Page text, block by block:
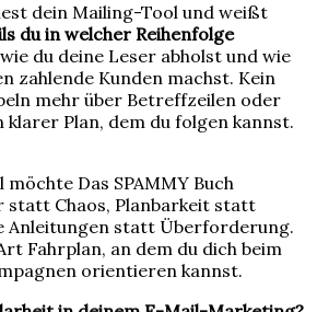
dein Mailing-Tool und weißt
du in welcher Reihenfolge
du deine Leser abholst und wie
zahlende Kunden machst. Kein
mehr über Betreffzeilen oder
klarer Plan, dem du folgen kannst.
möchte Das SPAMMY Buch
Chaos, Planbarkeit statt
Anleitungen statt Überforderung.
Fahrplan, an dem du dich beim
orientieren kannst.